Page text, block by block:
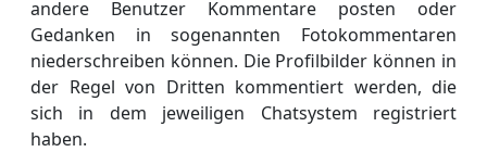
andere Benutzer Kommentare posten oder
Gedanken in sogenannten Fotokommentaren
niederschreiben können. Die Profilbilder können in
der Regel von Dritten kommentiert werden, die
sich in dem jeweiligen Chatsystem registriert
haben.